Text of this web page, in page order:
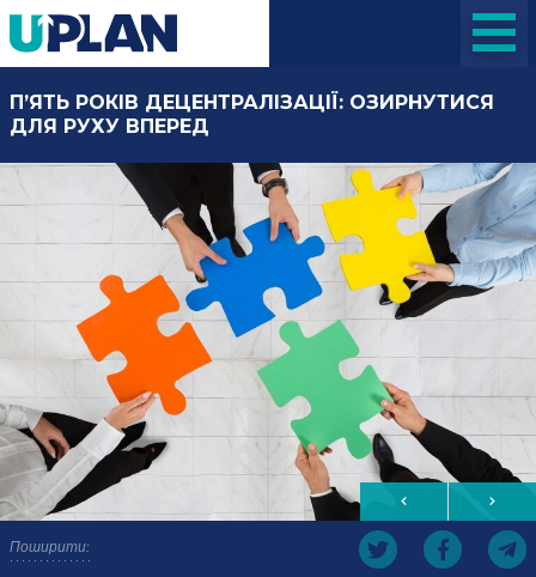
Поширити:
П’ЯТЬ РОКІВ ДЕЦЕНТРАЛІЗАЦІЇ: ОЗИРНУТИСЯ
ДЛЯ РУХУ ВПЕРЕД